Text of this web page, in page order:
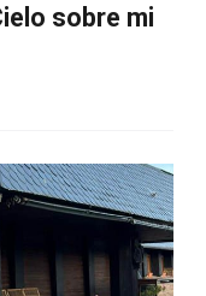
sobre mi